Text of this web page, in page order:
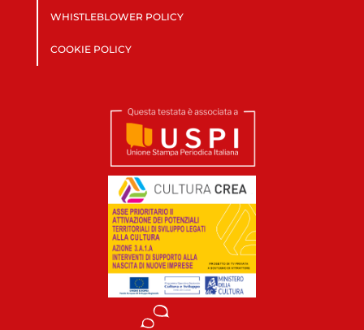
WHISTLEBLOWER POLICY
COOKIE POLICY